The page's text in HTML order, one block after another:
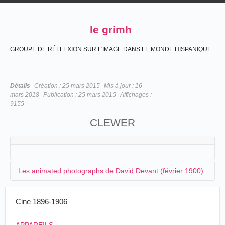
le grimh
GROUPE DE RÉFLEXION SUR L'IMAGE DANS LE MONDE HISPANIQUE
Détails Création : 25 mars 2015 Mis à jour : 16
mars 2018 Publication : 25 mars 2015 Affichages :
9155
CLEWER
Les animated photographs de David Devant (février 1900)
SiDavid Devant
Cine 1896-1906